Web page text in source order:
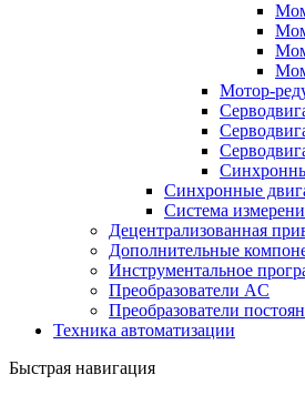
Мотор-
Синхронные
Система
Децентрализованная
Дополнительные
Инструментальное
Преобразователи AC
Преобразователи
Техника автоматизации
Быстрая навигация